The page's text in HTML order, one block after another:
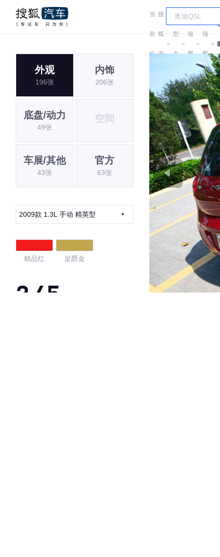
当
前
位
搜
狐
汽
＞
车
型
大
＞
瑞
麒
＞
瑞
麒
＞
外观
196张
内饰
206张
底盘/动力
49张
空间
车展/其他
43张
官方
63张
2009款 1.3L 手动 精英型
精品红 皇爵金
3.45